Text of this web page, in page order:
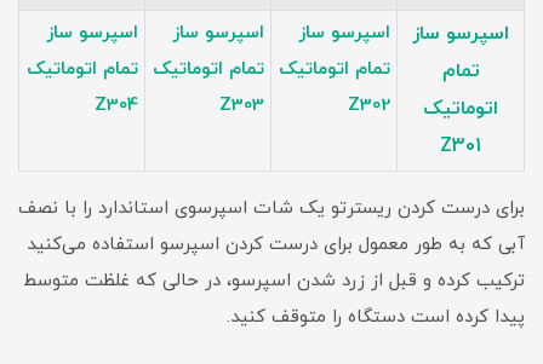
اسپرسو ساز
تمام
اتوماتیک
Z301
اسپرسو ساز
تمام اتوماتیک
Z302
اسپرسو ساز
تمام اتوماتیک
Z303
اسپرسو ساز
تمام اتوماتیک
Z304
برای درست کردن ریسترتو یک شات اسپرسوی استاندارد را با نصف
آبی که به طور معمول برای درست کردن اسپرسو استفاده می‌کنید
ترکیب کرده و قبل از زرد شدن اسپرسو، در حالی که غلظت متوسط
پیدا کرده است دستگاه را متوقف کنید.